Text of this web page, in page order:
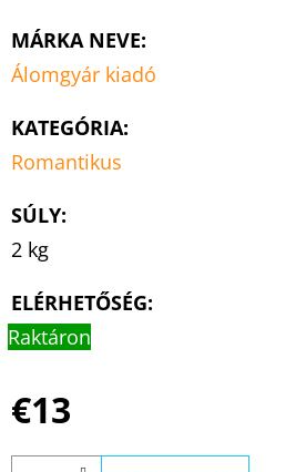
MÁRKA NEVE:
Álomgyár kiadó
KATEGÓRIA:
Romantikus
SÚLY:
2 kg
ELÉRHETŐSÉG:
Raktáron
€13